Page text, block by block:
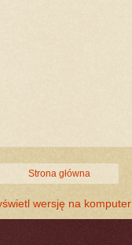
Strona główna
wersję na komputer